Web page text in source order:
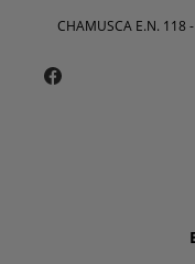
CHAMUSCA E.N. 118